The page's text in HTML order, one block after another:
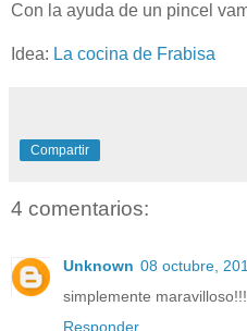
Con la ayuda de un pincel
Idea: La cocina de Frabisa
Compartir
4 comentarios:
Unknown 08 octubre,
simplemente
Responder